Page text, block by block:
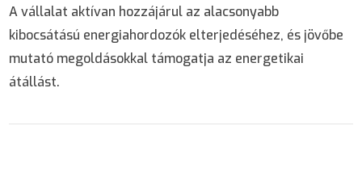
A vállalat aktívan hozzájárul az alacsonyabb
kibocsátású energiahordozók elterjedéséhez, és jövőbe
mutató megoldásokkal támogatja az energetikai
átállást.